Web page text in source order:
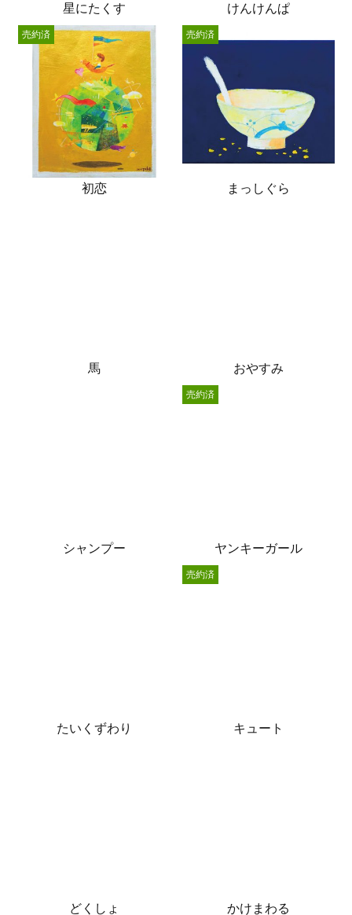
星にたくす けんけんぱ
初恋
売約済
まっしぐら
売約済
馬 おやすみ
シャンプー ヤンキーガール
売約済
たいくずわり キュート
売約済
どくしょ かけまわる